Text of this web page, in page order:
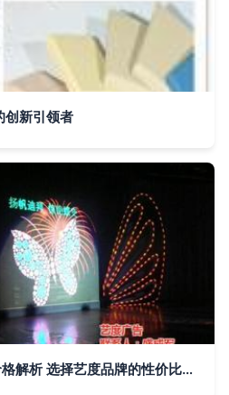
创新引领者
广州元旦灯光音响租赁价格解析 选择艺度品牌的性价比之道